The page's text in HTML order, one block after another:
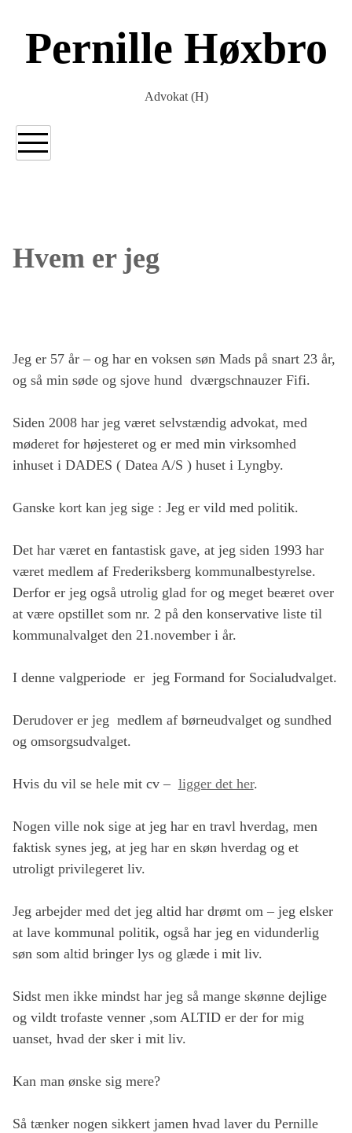
indholdetPernille Høxbro
Advokat (H)
Hvem er jeg
Jeg er 57 år – og har en voksen søn Mads på snart 23 år,
og så min søde og sjove hund dværgschnauzer Fifi.
Siden 2008 har jeg været selvstændig advokat, med
møderet for højesteret og er med min virksomhed
inhuset i DADES ( Datea A/S ) huset i Lyngby.
Ganske kort kan jeg sige : Jeg er vild med politik.
Det har været en fantastisk gave, at jeg siden 1993 har
været medlem af Frederiksberg kommunalbestyrelse.
Derfor er jeg også utrolig glad for og meget beæret over
at være opstillet som nr. 2 på den konservative liste til
kommunalvalget den 21.november i år.
I denne valgperiode er jeg Formand for Socialudvalget.
Derudover er jeg medlem af børneudvalget og sundhed
og omsorgsudvalget.
Hvis du vil se hele mit cv – ligger det her.
Nogen ville nok sige at jeg har en travl hverdag, men
faktisk synes jeg, at jeg har en skøn hverdag og et
utroligt privilegeret liv.
Jeg arbejder med det jeg altid har drømt om – jeg elsker
at lave kommunal politik, også har jeg en vidunderlig
søn som altid bringer lys og glæde i mit liv.
Sidst men ikke mindst har jeg så mange skønne dejlige
og vildt trofaste venner ,som ALTID er der for mig
uanset, hvad der sker i mit liv.
Kan man ønske sig mere?
Så tænker nogen sikkert jamen hvad laver du Pernille